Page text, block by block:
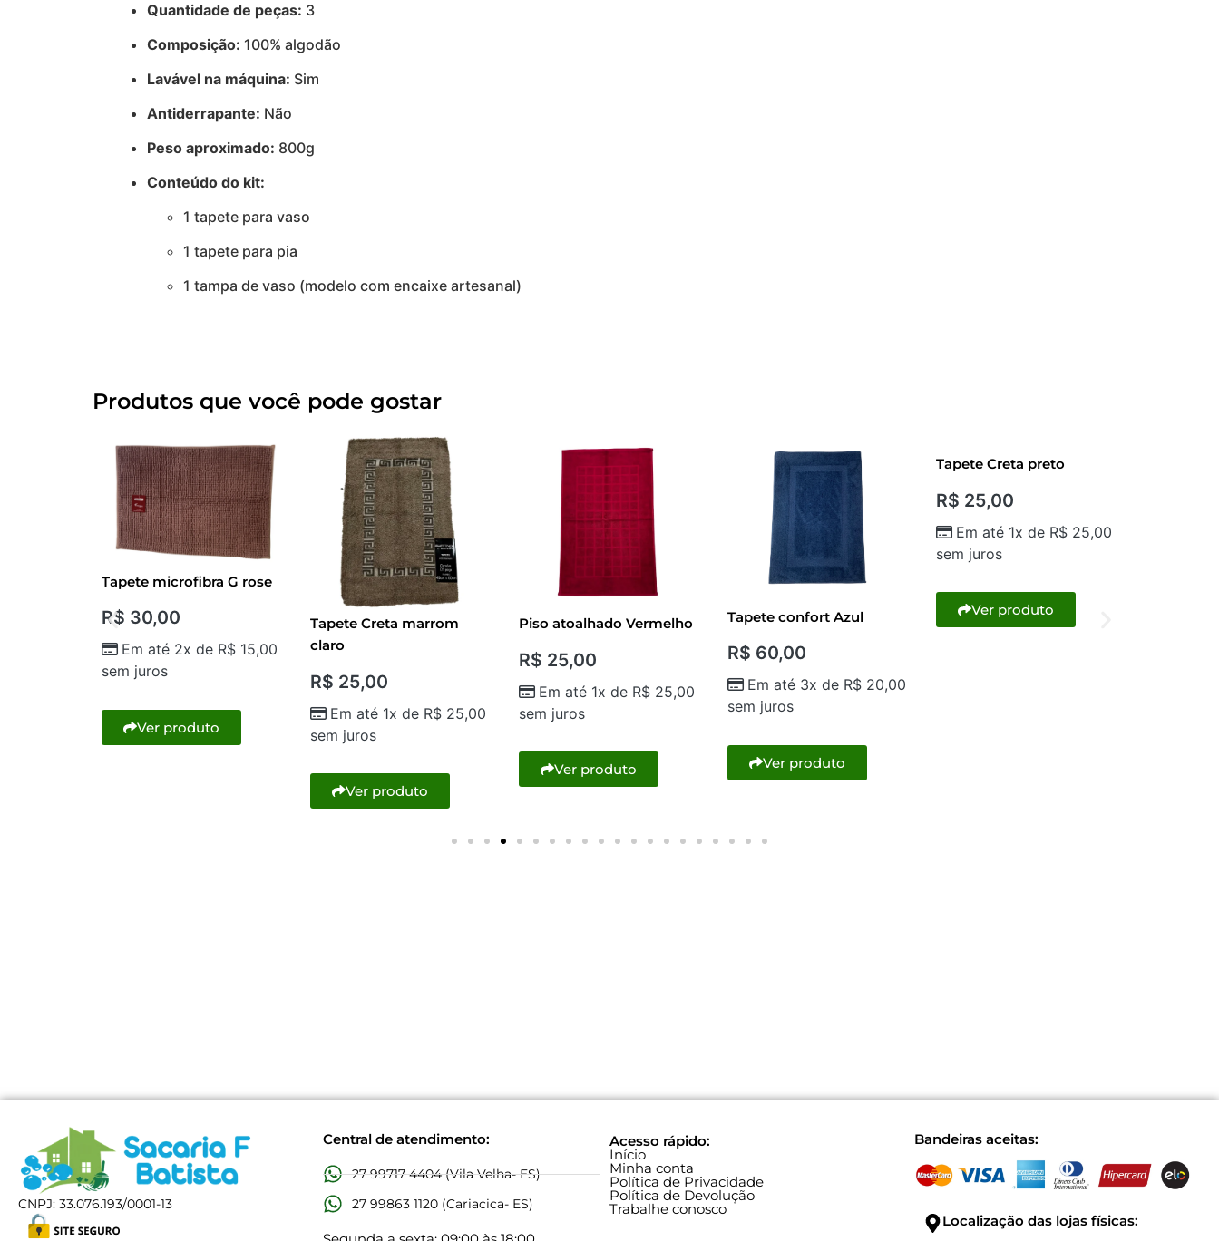
Quantidade de peças: 3
Composição: 100% algodão
Lavável na máquina: Sim
Antiderrapante: Não
Peso aproximado: 800g
Conteúdo do kit:
1 tapete para vaso
1 tapete para pia
1 tampa de vaso (modelo com encaixe artesanal)
Produtos que você pode gostar
Tapete microfibra G rose
R$ 30,00
Em até 2x de R$ 15,00
sem juros
Ver produto
Tapete Creta marrom
claro
R$ 25,00
Em até 1x de R$ 25,00
sem juros
Ver produto
Piso atoalhado Vermelho
R$ 25,00
Em até 1x de R$ 25,00
sem juros
Ver produto
Tapete confort Azul
R$ 60,00
Em até 3x de R$ 20,00
sem juros
Ver produto
Tapete Creta preto
R$ 25,00
Em até 1x de R$ 25,00
sem juros
Ver produto
CNPJ: 33.076.193/0001-13
Central de atendimento:
27 99717 4404 (Vila Velha- ES)
27 99863 1120 (Cariacica- ES)
Acesso rápido:
Início
Minha conta
Política de Privacidade
Política de Devolução
Trabalhe conosco
Bandeiras aceitas:
Localização das lojas físicas: